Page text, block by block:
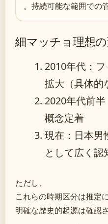
。持続可能な範囲での
細マッチョ理想
2010年代 ：
拡大（具体的
2020年代前半
概念定着
現在 ：日本
として広く認
ただし、
これらの時期区分は推定
明確な歴史的起源は確認